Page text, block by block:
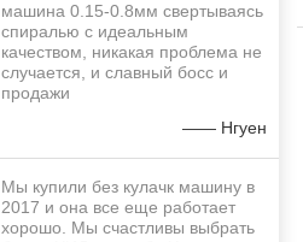
машина 0.15-0.8мм свертываясь
спиралью с идеальным
качеством, никакая проблема не
случается, и славный босс и
продажи
—— Нгуен
Мы купили без кулачк машину в
2017 и она все еще работает
хорошо. Мы счастливы выбрать